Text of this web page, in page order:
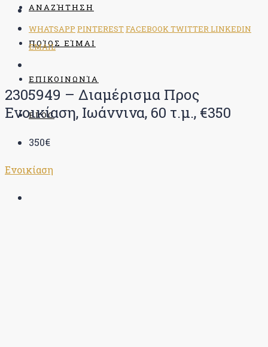
ΑΝΑΖΉΤΗΣΗ
ΠΟΊΟΣ ΕΊΜΑΙ
ΕΠΙΚΟΙΝΩΝΊΑ
BLOG
WHATSAPP PINTERESTFACEBOOKTWITTERLINKEDIN
EMAIL
2305949 – Διαμέρισμα Προς
Ενοικίαση, Ιωάννινα, 60 τ.μ., €350
350€
Ενοικίαση